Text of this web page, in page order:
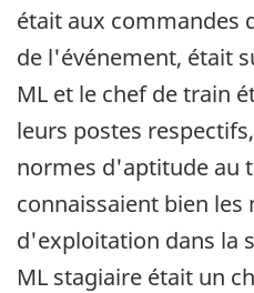
était aux commandes
de l'événement, était
ML et le chef de train
leurs postes
normes d'aptitude au
connaissaient bien les
d'exploitation dans la
ML stagiaire était un